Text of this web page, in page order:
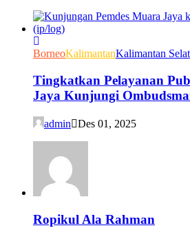
BorneoKalimantanKalimantan
Tingkatkan Pelayanan
Jaya Kunjungi
admin Des 01, 2025
Ropikul Ala Rahman